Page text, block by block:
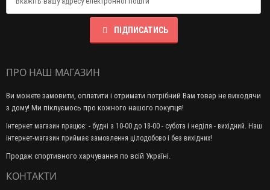
ПІДПИСАТИСЬ
ПРО НАШ МАГАЗИН
Ви можете замовити, оплатити і отримати потрібний Вам товар не виходячи
з дому! Ми піклуємось про кожного нашого покупця!
Інтернет магазин працює: - будні з 10-00 до 18-00 - субота і неділя - вихідний. Наш
інтернет-магазин приймає замовлення цілодобово і без вихідних!
Продаж спортивного харчування по всій Україні.
КОНТАКТИ